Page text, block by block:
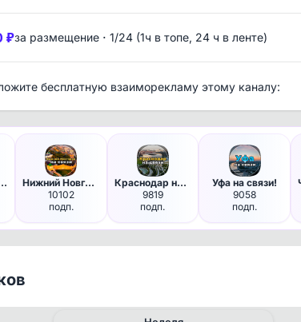
₽за размещение · 1/24 (1ч в топе, 24 ч в ленте)
бесплатную взаиморекламу этому каналу:
на связи!
Нижний Новгород на связи!
10102
подп.
Краснодар на связи!
9819
подп.
Уфа на связи!
9058
подп.